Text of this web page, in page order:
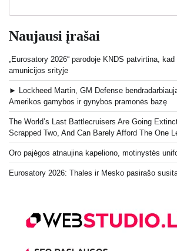
Naujausi įrašai
„Eurosatory 2026“ parodoje KNDS patvirtina,
amunicijos srityje
► Lockheed Martin, GM Defense
Amerikos gamybos ir gynybos pramonės bazę
The World’s Last Battlecruisers Are Going
Scrapped Two, And Can Barely Afford The One
Oro pajėgos atnaujina kapeliono, motinystės
Eurosatory 2026: Thales ir Mesko pasirašo